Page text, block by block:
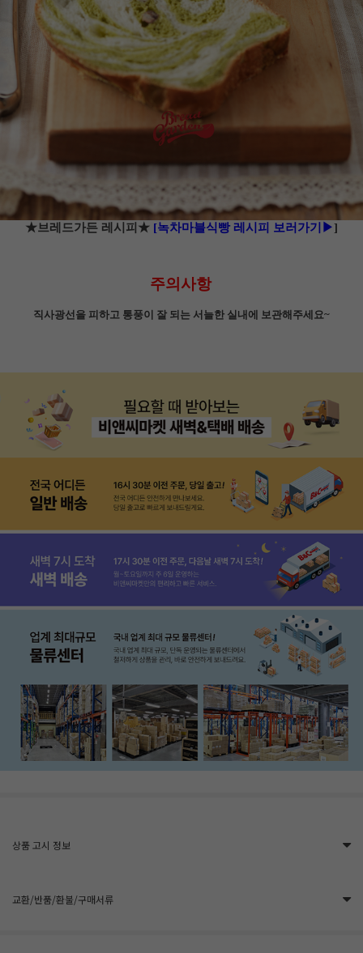
★브레드가든 레시피★ [녹차마블식빵 레시피 보러가기▶]
주의사항
직사광선을 피하고 통풍이 잘 되는 서늘한 실내에 보관해주세요~
상품 고시 정보
교환/반품/환불/구매서류